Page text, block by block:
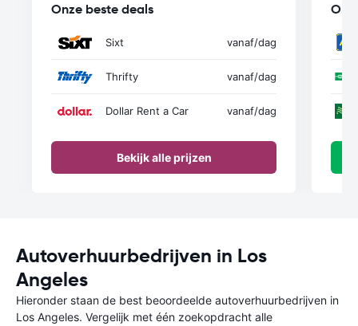
Onze beste deals
Sixt vanaf/dag
Thrifty vanaf/dag
Dollar Rent a Car vanaf/dag
Bekijk alle prijzen
Autoverhuurbedrijven in Los
Angeles
Hieronder staan de best beoordeelde autoverhuurbedrijven in
Los Angeles. Vergelijk met één zoekopdracht alle